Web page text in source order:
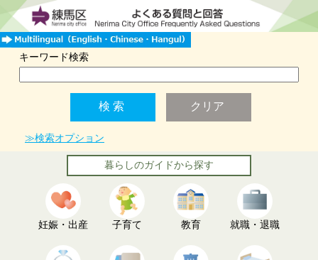
キーワード検索
≫検索オプション
暮らしのガイドから探す
妊娠・出産 子育て 教育 就職・退職